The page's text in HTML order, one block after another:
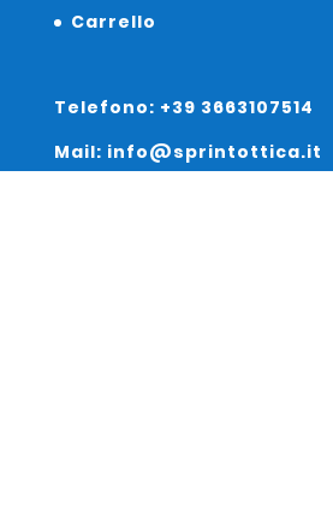
Carrello
Telefono: +39 3663107514
Mail: info@sprintottica.it